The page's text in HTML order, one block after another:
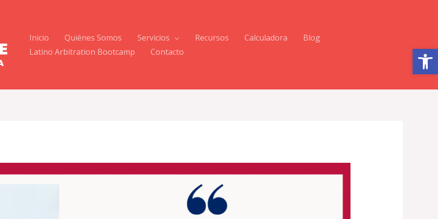
Abrir barra de herramientas
Inicio Quiénes Somos Servicios Recursos Calculadora
Blog
Latino Arbitration Bootcamp
Contacto